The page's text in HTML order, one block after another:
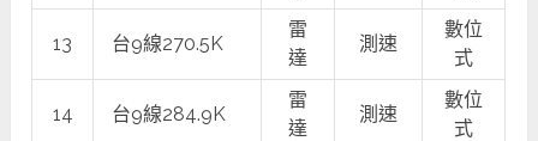
13 台9線270.5K
雷
達
測速
數位
式
14 台9線284.9K
雷
達
測速
數位
式